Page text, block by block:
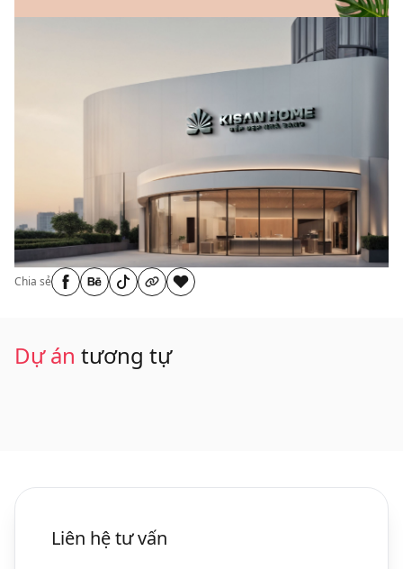
Chia sẻ
Dự án tương tự
Liên hệ tư vấn